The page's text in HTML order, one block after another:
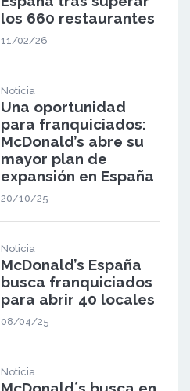
los 660 restaurantes
11/02/26
Noticia
Una oportunidad
para franquiciados:
McDonald’s abre su
mayor plan de
expansión en España
20/10/25
Noticia
McDonald’s España
busca franquiciados
para abrir 40 locales
08/04/25
Noticia
McDonald´s busca en